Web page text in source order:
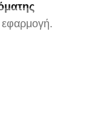
εφαρμογή.